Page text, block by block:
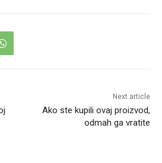
Next article
Ako ste kupili ovaj proizvod,
odmah ga vratite